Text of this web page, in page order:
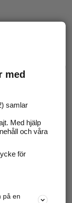
med
samlar
Med hjälp
och våra
för
på en